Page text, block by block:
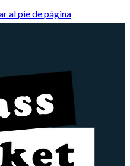
al pie de página